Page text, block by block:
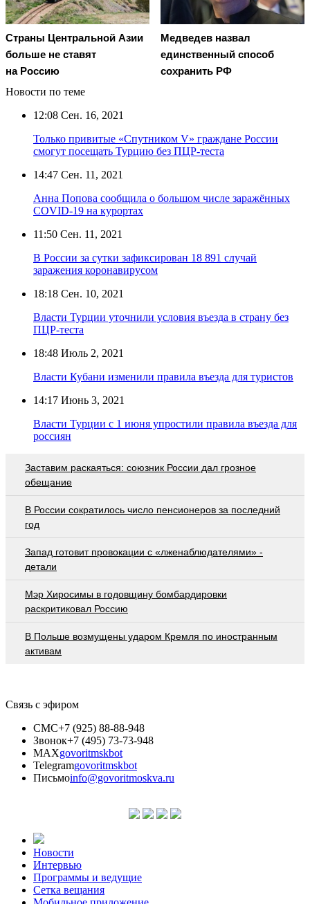
Страны Центральной Азии
больше не ставят
на Россию
Медведев назвал
единственный способ
сохранить РФ
Новости по теме
12:08 Сен. 16, 2021
Только привитые «Спутником V» граждане России
смогут посещать Турцию без ПЦР-теста
14:47 Сен. 11, 2021
Анна Попова сообщила о большом числе заражённых
COVID-19 на курортах
11:50 Сен. 11, 2021
В России за сутки зафиксирован 18 891 случай
заражения коронавирусом
18:18 Сен. 10, 2021
Власти Турции уточнили условия въезда в страну без
ПЦР-теста
18:48 Июль 2, 2021
Власти Кубани изменили правила въезда для туристов
14:17 Июнь 3, 2021
Власти Турции с 1 июня упростили правила въезда для
россиян
Заставим раскаяться: союзник России дал грозное
обещание
В России сократилось число пенсионеров за последний
год
Запад готовит провокации с «лженаблюдателями» -
детали
Мэр Хиросимы в годовщину бомбардировки
раскритиковал Россию
В Польше возмущены ударом Кремля по иностранным
активам
Связь с эфиром
СМС+7 (925) 88-88-948
Звонок+7 (495) 73-73-948
MAXgovoritmskbot
Telegramgovoritmskbot
Письмоinfo@govoritmoskva.ru
Новости
Интервью
Программы и ведущие
Сетка вещания